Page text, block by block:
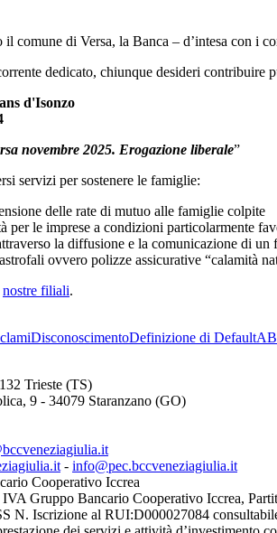
comune di Versa, la Banca – d’intesa con i
dedicato, chiunque desideri contribuire
d'Isonzo
novembre 2025. Erogazione liberale”
servizi per sostenere le famiglie:
delle rate di mutuo alle famiglie colpite
per le imprese a condizioni particolarmente
la diffusione e la comunicazione di
ovvero polizze assicurative “calamità
nostre filiali.
DisconoscimentoDefinizione di Default
Trieste (TS)
9 - 34079 Staranzano (GO)
- info@pec.bccveneziagiulia.it
Cooperativo Iccrea
IVA Gruppo Bancario Cooperativo Iccrea,
N. Iscrizione al RUI:D000027084